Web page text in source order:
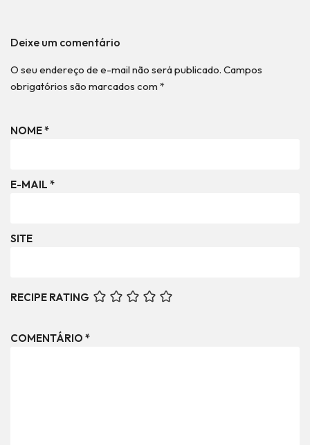
Deixe um comentário
O seu endereço de e-mail não será publicado. Campos
obrigatórios são marcados com *
NOME*
E-MAIL *
SITE
RECIPE RATING
COMENTÁRIO *